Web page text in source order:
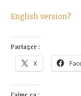
English version?
Partager :
X
J’aime ça :